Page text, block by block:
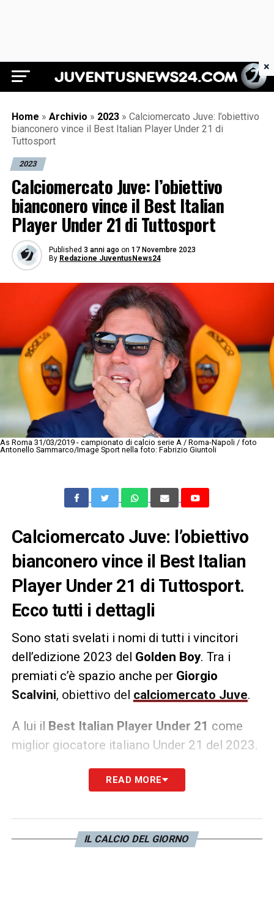
Juventus News 24
Home » Archivio » 2023 » Calciomercato Juve: l’obiettivo
bianconero vince il Best Italian Player Under 21 di
Tuttosport
2023
Calciomercato Juve: l’obiettivo
bianconero vince il Best Italian
Player Under 21 di Tuttosport
Published 3 anni ago on 17 Novembre 2023
By Redazione JuventusNews24
As Roma 31/03/2019 - campionato di calcio serie A / Roma-Napoli / foto
Antonello Sammarco/Image Sport nella foto: Fabrizio Giuntoli
Calciomercato Juve: l’obiettivo
bianconero vince il Best Italian
Player Under 21 di Tuttosport.
Ecco tutti i dettagli
Sono stati svelati i nomi di tutti i vincitori
dell’edizione 2023 del Golden Boy. Tra i
premiati c’è spazio anche per Giorgio
Scalvini, obiettivo del calciomercato Juve.
A lui il Best Italian Player Under 21 come
miglior giocatore italiano Under 21 del 2023.
LA PLAYLIST DELLE NOSTRE TOP NEWS
READ MORE
IL CALCIO DEL GIORNO
×